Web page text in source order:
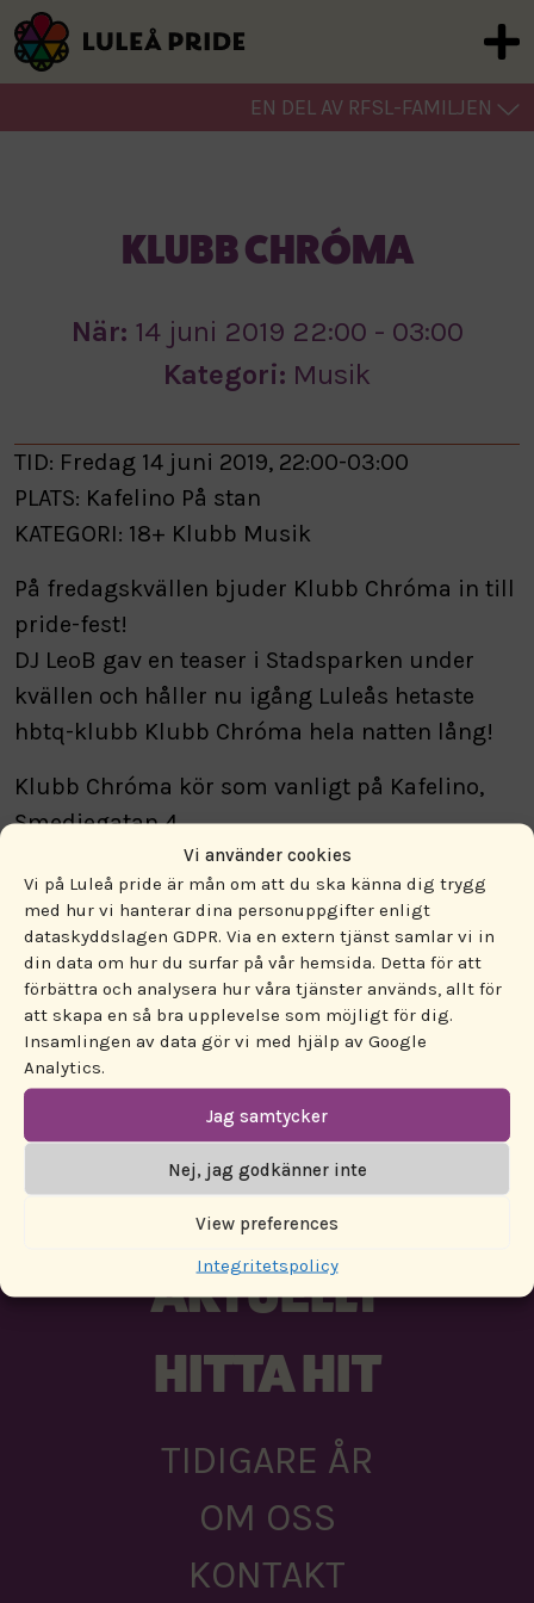
Vi använder cookies
Vi på Luleå pride är mån om att du ska känna dig trygg
med hur vi hanterar dina personuppgifter enligt
dataskyddslagen GDPR. Via en extern tjänst samlar vi in
din data om hur du surfar på vår hemsida. Detta för att
förbättra och analysera hur våra tjänster används, allt för
att skapa en så bra upplevelse som möjligt för dig.
Insamlingen av data gör vi med hjälp av Google
Analytics.
Jag samtycker
Nej, jag godkänner inte
View preferences
Integritetspolicy
EN DEL AV RFSL-FAMILJEN
KLUBB CHRÓMA
När: 14 juni 2019 22:00 - 03:00
Kategori: Musik
TID: Fredag 14 juni 2019, 22:00-03:00
PLATS: Kafelino På stan
KATEGORI: 18+ Klubb Musik
På fredagskvällen bjuder Klubb Chróma in till
pride-fest!
DJ LeoB gav en teaser i Stadsparken under
kvällen och håller nu igång Luleås hetaste
hbtq-klubb Klubb Chróma hela natten lång!
Klubb Chróma kör som vanligt på Kafelino,
Smedjegatan 4.
ENGAGERA DIG!
PROGRAM
PARTNERS
AKTUELLT
HITTA HIT
TIDIGARE ÅR
OM OSS
KONTAKT